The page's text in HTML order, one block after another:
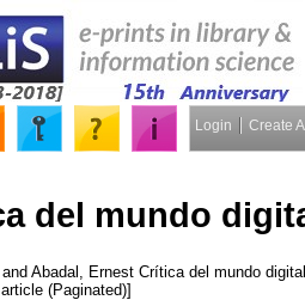
Login Create
del mundo
and Abadal, Ernest Crítica del mundo
(Paginated)]